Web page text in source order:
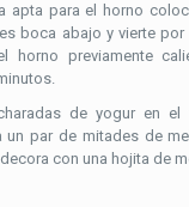
apta para el horno
boca abajo y vierte por
horno previamente
de yogur en
un par de mitades de
con una hojita de